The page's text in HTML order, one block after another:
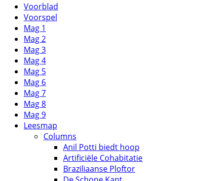
Voorblad
Voorspel
Mag 1
Mag 2
Mag 3
Mag 4
Mag 5
Mag 6
Mag 7
Mag 8
Mag 9
Leesmap
Columns
Anil Potti biedt hoop
Artificiële Cohabitatie
Braziliaanse Ploftor